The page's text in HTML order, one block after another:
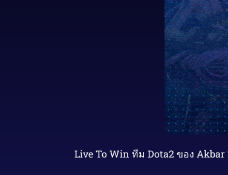
Live To Win ทีม Dota2 ของ Akbar